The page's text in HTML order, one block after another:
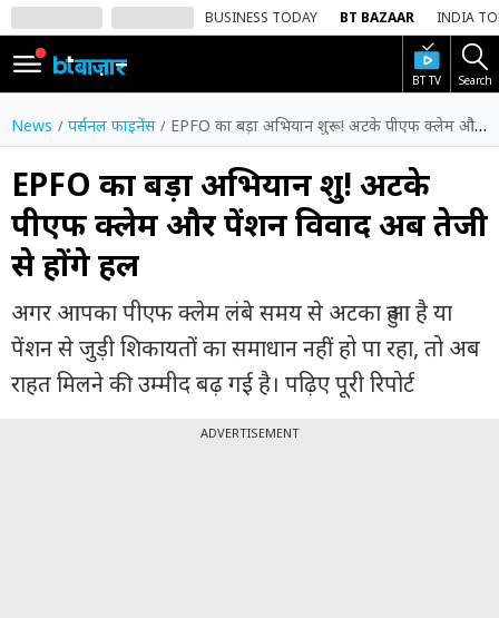
BUSINESS TODAY BT BAZAAR INDIA
BT TV Search
SIGN
IN
Dark
Mode
होम
शेयर
वीडियो
ट्रेंडिंग
News पर्सनल फाइनेंस EPFO का बड़ा अभियान शुरू! अटके पीएफ क्लेम और पेंशन विवाद अब तेजी से होंगे हल
EPFO का बड़ा अभियान शुरू! अटके
पीएफ क्लेम और पेंशन विवाद अब तेजी
से होंगे हल
अगर आपका पीएफ क्लेम लंबे समय से अटका हुआ है या
पेंशन से जुड़ी शिकायतों का समाधान नहीं हो पा रहा, तो अब
राहत मिलने की उम्मीद बढ़ गई है। पढ़िए पूरी रिपोर्ट
ADVERTISEMENT